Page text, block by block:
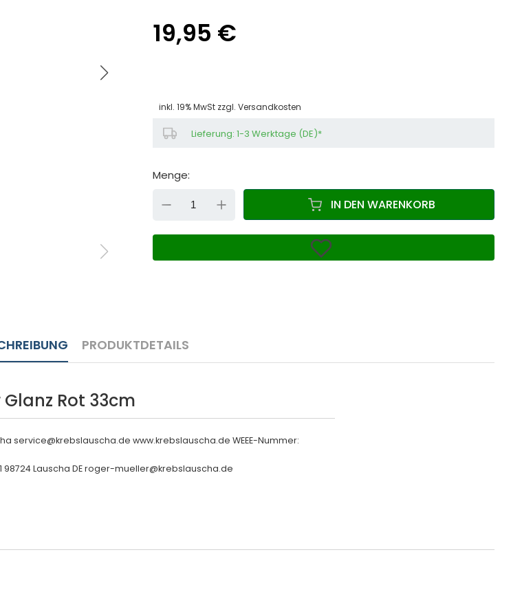
19,95 €
inkl. 19% MwSt zzgl. Versandkosten
Lieferung: 1-3 Werktage (DE)*
Menge:
DOWN IN DEN WARENKORB
PRODUKTDETAILS
Rot 33cm
service@krebslauscha.de www.krebslauscha.de WEEE-Nummer:
98724 Lauscha DE roger-mueller@krebslauscha.de